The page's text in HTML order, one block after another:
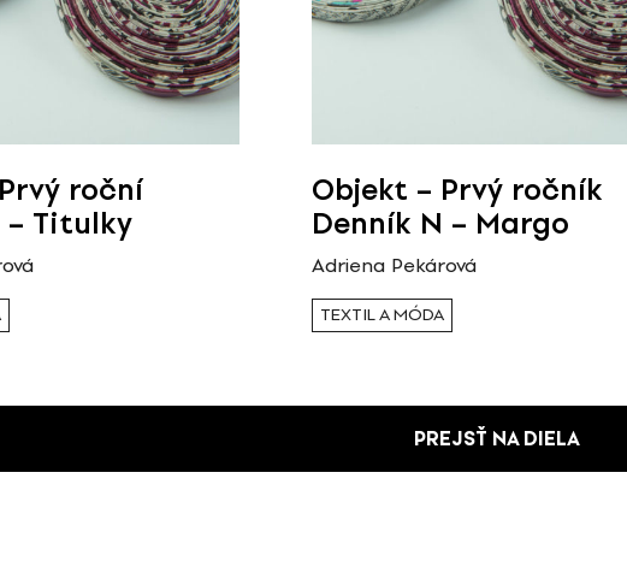
roční
– Titulky
Objekt – Prvý ročník
Denník N – Margo
Adriena Pekárová
TEXTIL A MÓDA
PREJSŤ NA DIELA